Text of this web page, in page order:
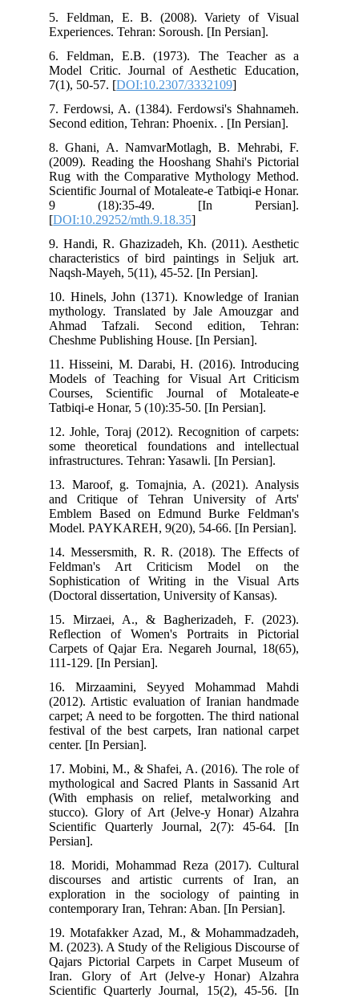
5. Feldman, E. B. (2008). Variety of Visual
Experiences. Tehran: Soroush. [In Persian].
6. Feldman, E.B. (1973). The Teacher as a
Model Critic. Journal of Aesthetic Education,
7(1), 50-57. [DOI:10.2307/3332109
7. Ferdowsi, A. (1384). Ferdowsi's Shahnameh.
Second edition, Tehran: Phoenix. . [In Persian].
8. Ghani, A. NamvarMotlagh, B. Mehrabi, F.
(2009). Reading the Hooshang Shahi's Pictorial
Rug with the Comparative Mythology Method.
Scientific Journal of Motaleate-e Tatbiqi-e Honar.
9 (18):35-49. [In Persian].
[DOI:10.29252/mth.9.18.35
9. Handi, R. Ghazizadeh, Kh. (2011). Aesthetic
characteristics of bird paintings in Seljuk art.
Naqsh-Mayeh, 5(11), 45-52. [In Persian].
10. Hinels, John (1371). Knowledge of Iranian
mythology. Translated by Jale Amouzgar and
Ahmad Tafzali. Second edition, Tehran:
Cheshme Publishing House. [In Persian].
11. Hisseini, M. Darabi, H. (2016). Introducing
Models of Teaching for Visual Art Criticism
Courses, Scientific Journal of Motaleate-e
Tatbiqi-e Honar, 5 (10):35-50. [In Persian].
12. Johle, Toraj (2012). Recognition of carpets:
some theoretical foundations and intellectual
infrastructures. Tehran: Yasawli. [In Persian].
13. Maroof, g. Tomajnia, A. (2021). Analysis
and Critique of Tehran University of Arts'
Emblem Based on Edmund Burke Feldman's
Model. PAYKAREH, 9(20), 54-66. [In Persian].
14. Messersmith, R. R. (2018). The Effects of
Feldman's Art Criticism Model on the
Sophistication of Writing in the Visual Arts
(Doctoral dissertation, University of Kansas).
15. Mirzaei, A., & Bagherizadeh, F. (2023).
Reflection of Women's Portraits in Pictorial
Carpets of Qajar Era. Negareh Journal, 18(65),
111-129. [In Persian].
16. Mirzaamini, Seyyed Mohammad Mahdi
(2012). Artistic evaluation of Iranian handmade
carpet; A need to be forgotten. The third national
festival of the best carpets, Iran national carpet
center. [In Persian].
17. Mobini, M., & Shafei, A. (2016). The role of
mythological and Sacred Plants in Sassanid Art
(With emphasis on relief, metalworking and
stucco). Glory of Art (Jelve-y Honar) Alzahra
Scientific Quarterly Journal, 2(7): 45-64. [In
18. Moridi, Mohammad Reza (2017). Cultural
discourses and artistic currents of Iran, an
exploration in the sociology of painting in
contemporary Iran, Tehran: Aban. [In Persian].
19. Motafakker Azad, M., & Mohammadzadeh,
M. (2023). A Study of the Religious Discourse of
Qajars Pictorial Carpets in Carpet Museum of
Iran. Glory of Art (Jelve-y Honar) Alzahra
Scientific Quarterly Journal, 15(2), 45-56. [In